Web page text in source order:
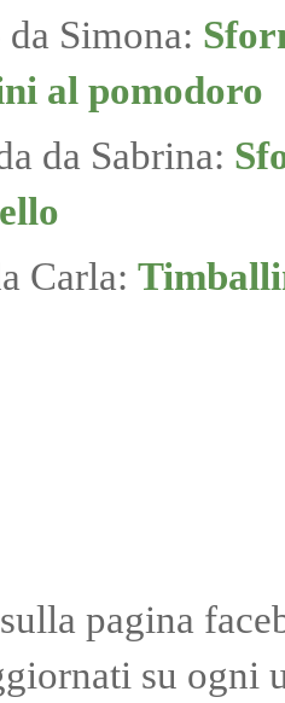
da Simona:
al pomodoro
da Sabrina:
Carla:
pagina
su ogni